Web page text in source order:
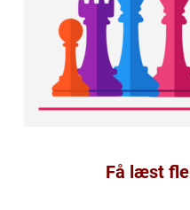
Få læst